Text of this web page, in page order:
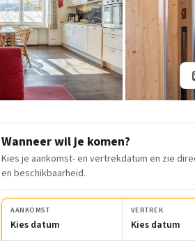
Wanneer wil je komen?
Kies je aankomst- en vertrekdatum en zie
en beschikbaarheid.
AANKOMST
Kies datum
VERTREK
Kies datum